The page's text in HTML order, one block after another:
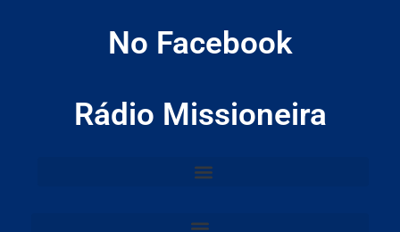
No Facebook
Rádio Missioneira